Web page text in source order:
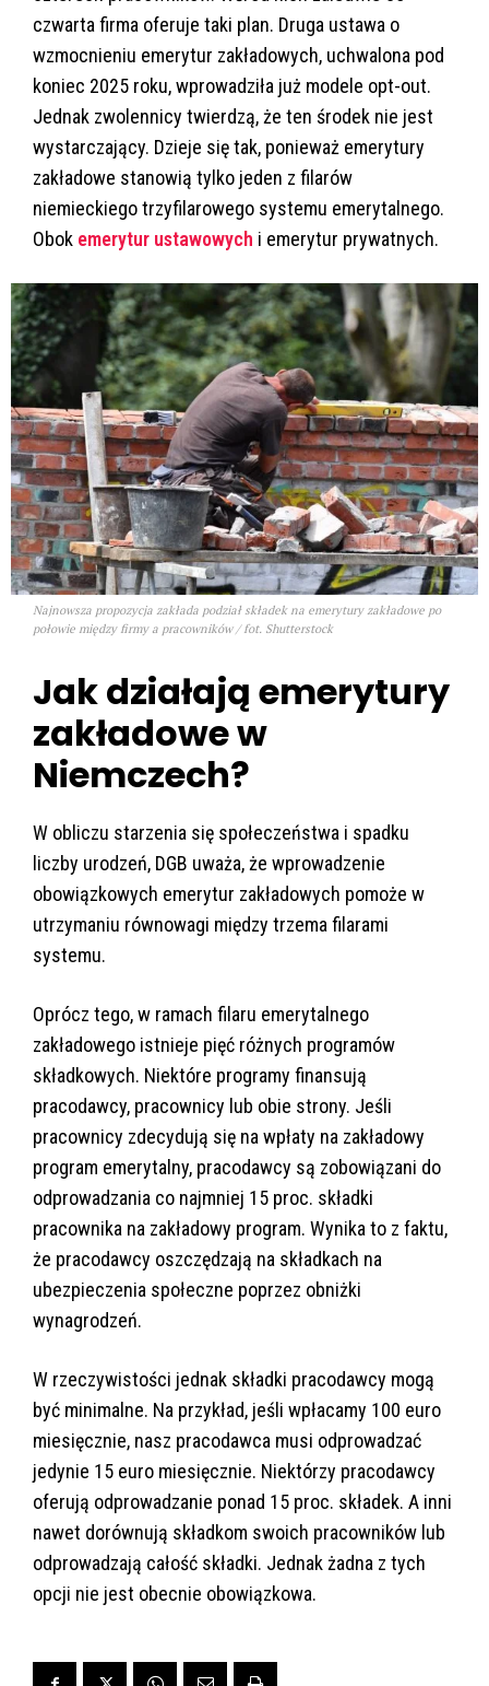
czwarta firma oferuje taki plan. Druga ustawa o
wzmocnieniu emerytur zakładowych, uchwalona pod
koniec 2025 roku, wprowadziła już modele opt-out.
Jednak zwolennicy twierdzą, że ten środek nie jest
wystarczający. Dzieje się tak, ponieważ emerytury
zakładowe stanowią tylko jeden z filarów
niemieckiego trzyfilarowego systemu emerytalnego.
Obok emerytur ustawowych i emerytur prywatnych.
Najnowsza propozycja zakłada podział składek na emerytury zakładowe po
połowie między firmy a pracowników / fot. Shutterstock
Jak działają emerytury
zakładowe w
Niemczech?
W obliczu starzenia się społeczeństwa i spadku
liczby urodzeń, DGB uważa, że wprowadzenie
obowiązkowych emerytur zakładowych pomoże w
utrzymaniu równowagi między trzema filarami
systemu.
Oprócz tego, w ramach filaru emerytalnego
zakładowego istnieje pięć różnych programów
składkowych. Niektóre programy finansują
pracodawcy, pracownicy lub obie strony. Jeśli
pracownicy zdecydują się na wpłaty na zakładowy
program emerytalny, pracodawcy są zobowiązani do
odprowadzania co najmniej 15 proc. składki
pracownika na zakładowy program. Wynika to z faktu,
że pracodawcy oszczędzają na składkach na
ubezpieczenia społeczne poprzez obniżki
wynagrodzeń.
W rzeczywistości jednak składki pracodawcy mogą
być minimalne. Na przykład, jeśli wpłacamy 100 euro
miesięcznie, nasz pracodawca musi odprowadzać
jedynie 15 euro miesięcznie. Niektórzy pracodawcy
oferują odprowadzanie ponad 15 proc. składek. A inni
nawet dorównują składkom swoich pracowników lub
odprowadzają całość składki. Jednak żadna z tych
opcji nie jest obecnie obowiązkowa.